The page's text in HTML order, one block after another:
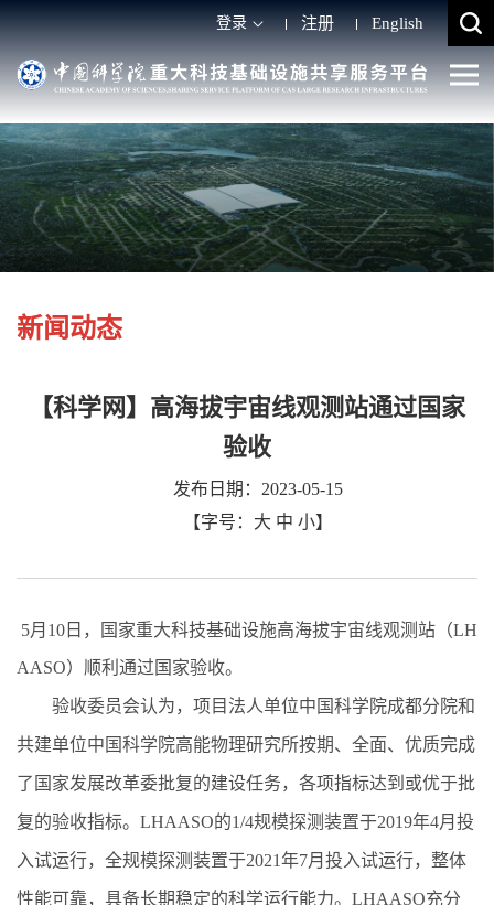
登录 注册 English
新闻动态
【科学网】高海拔宇宙线观测站通过国家
验收
发布日期：2023-05-15
【字号： 大 中 小】
5月10日，国家重大科技基础设施高海拔宇宙线观测站（LH
AASO）顺利通过国家验收。
验收委员会认为，项目法人单位中国科学院成都分院和
共建单位中国科学院高能物理研究所按期、全面、优质完成
了国家发展改革委批复的建设任务，各项指标达到或优于批
复的验收指标。LHAASO的1/4规模探测装置于2019年4月投
入试运行，全规模探测装置于2021年7月投入试运行，整体
性能可靠，具备长期稳定的科学运行能力。LHAASO充分